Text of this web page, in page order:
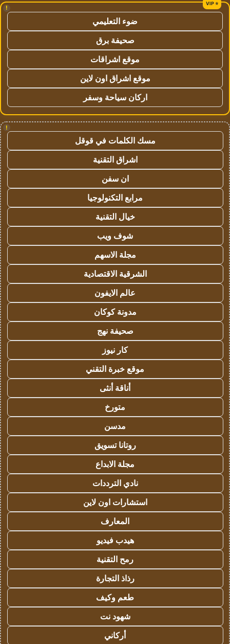
!
ضوء التعليمي
صحيفة برق
موقع اشراقات
موقع اشراق اون لاين
اركان سياحة وسفر
!
مسك الكلمات في قوقل
اشراق التقنية
ان سفن
مرابع التكنولوجيا
خيال التقنية
شوف ويب
مجلة الاسهم
الشرقية الاقتصادية
عالم الايفون
مدونة كوكان
صحيفة نهج
كار نيوز
موقع خبرة التقني
أناقة أنثى
متورخ
مدسن
روتانا تسويق
مجلة الابداع
نادي الترددات
استشارات اون لاين
المعارف
هيدب فيديو
رمح التقنية
رذاذ التجارة
طعم وكيف
شهود نت
أركاني